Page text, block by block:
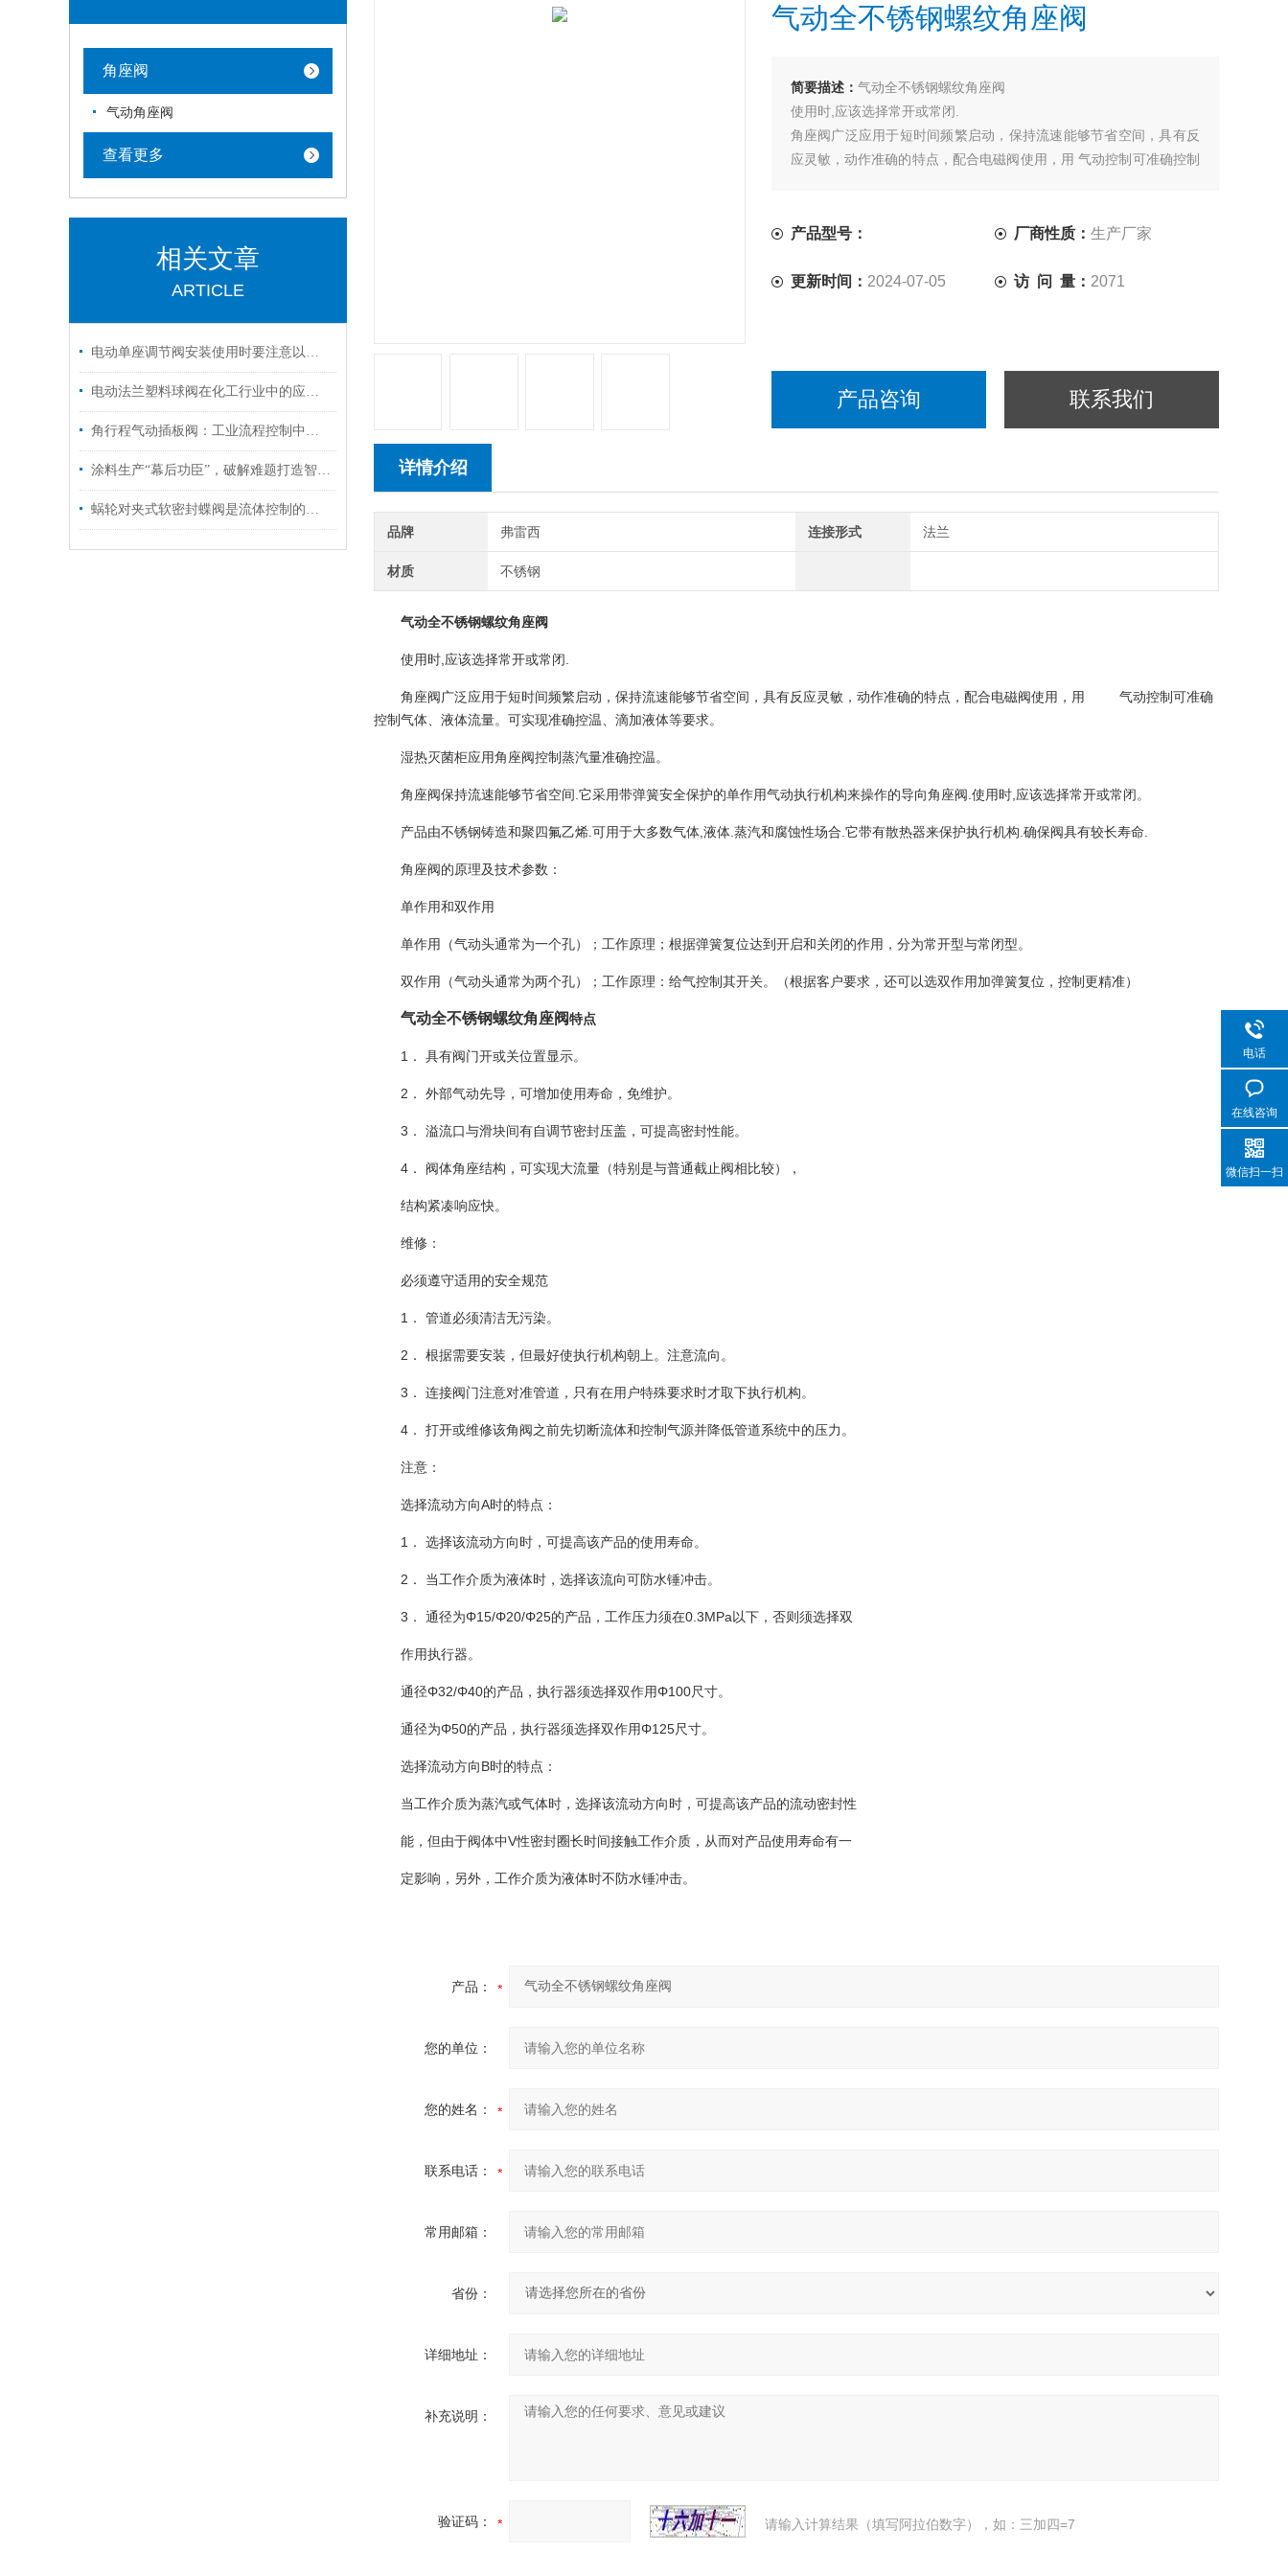
气动全不锈钢螺纹角座阀
简要描述： 气动全不锈钢螺纹角座阀
使用时,应该选择常开或常闭.
角座阀广泛应用于短时间频繁启动，保持流速能够节省空间，具有反
应灵敏，动作准确的特点，配合电磁阀使用，用 气动控制可准确控制
产品型号： 厂商性质：生产厂家
更新时间： 2024-07-05 访 问 量： 2071
产品咨询 联系我们
详情介绍
品牌 弗雷西 连接形式 法兰
材质 不锈钢
气动全不锈钢螺纹角座阀
使用时,应该选择常开或常闭.
角座阀广泛应用于短时间频繁启动，保持流速能够节省空间，具有反应灵敏，动作准确的特点，配合电磁阀使用，用 气动控制可准确
控制气体、液体流量。可实现准确控温、滴加液体等要求。
湿热灭菌柜应用角座阀控制蒸汽量准确控温。
角座阀保持流速能够节省空间.它采用带弹簧安全保护的单作用气动执行机构来操作的导向角座阀.使用时,应该选择常开或常闭。
产品由不锈钢铸造和聚四氟乙烯.可用于大多数气体,液体.蒸汽和腐蚀性场合.它带有散热器来保护执行机构.确保阀具有较长寿命.
角座阀的原理及技术参数：
单作用和双作用
单作用（气动头通常为一个孔）；工作原理；根据弹簧复位达到开启和关闭的作用，分为常开型与常闭型。
双作用（气动头通常为两个孔）；工作原理：给气控制其开关。（根据客户要求，还可以选双作用加弹簧复位，控制更精准）
气动全不锈钢螺纹角座阀特点
1． 具有阀门开或关位置显示。
2． 外部气动先导，可增加使用寿命，免维护。
3． 溢流口与滑块间有自调节密封压盖，可提高密封性能。
4． 阀体角座结构，可实现大流量（特别是与普通截止阀相比较），
结构紧凑响应快。
维修：
必须遵守适用的安全规范
1． 管道必须清洁无污染。
2． 根据需要安装，但最好使执行机构朝上。注意流向。
3． 连接阀门注意对准管道，只有在用户特殊要求时才取下执行机构。
4． 打开或维修该角阀之前先切断流体和控制气源并降低管道系统中的压力。
注意：
选择流动方向A时的特点：
1． 选择该流动方向时，可提高该产品的使用寿命。
2． 当工作介质为液体时，选择该流向可防水锤冲击。
3． 通径为Φ15/Φ20/Φ25的产品，工作压力须在0.3MPa以下，否则须选择双
作用执行器。
通径Φ32/Φ40的产品，执行器须选择双作用Φ100尺寸。
通径为Φ50的产品，执行器须选择双作用Φ125尺寸。
选择流动方向B时的特点：
当工作介质为蒸汽或气体时，选择该流动方向时，可提高该产品的流动密封性
能，但由于阀体中V性密封圈长时间接触工作介质，从而对产品使用寿命有一
定影响，另外，工作介质为液体时不防水锤冲击。
产品：
您的单位：
您的姓名：
联系电话：
常用邮箱：
省份：
详细地址：
补充说明：
验证码： 请输入计算结果（填写阿拉伯数字），如：三加四=7
角座阀
气动角座阀
查看更多
相关文章
ARTICLE
电动单座调节阀安装使用时要注意以下几方面
电动法兰塑料球阀在化工行业中的应用与性能分析
角行程气动插板阀：工业流程控制中的关键执行元件
涂料生产“幕后功臣”，破解难题打造智能生产闭环
蜗轮对夹式软密封蝶阀是流体控制的可靠伙伴
电话
在线咨询
微信扫一扫